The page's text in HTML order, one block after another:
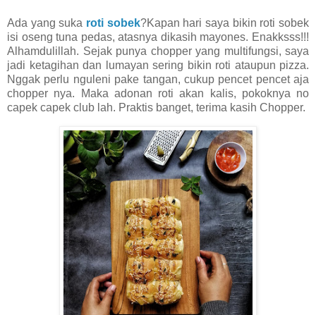
Ada yang suka roti sobek?Kapan hari saya bikin roti sobek
isi oseng tuna pedas, atasnya dikasih mayones. Enakksss!!!
Alhamdulillah. Sejak punya chopper yang multifungsi, saya
jadi ketagihan dan lumayan sering bikin roti ataupun pizza.
Nggak perlu nguleni pake tangan, cukup pencet pencet aja
chopper nya. Maka adonan roti akan kalis, pokoknya no
capek capek club lah. Praktis banget, terima kasih Chopper.